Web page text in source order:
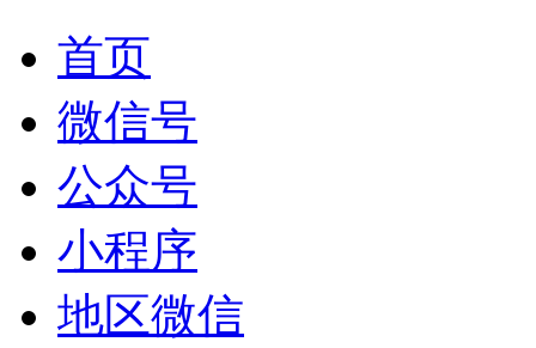
首页
微信号
公众号
小程序
地区微信